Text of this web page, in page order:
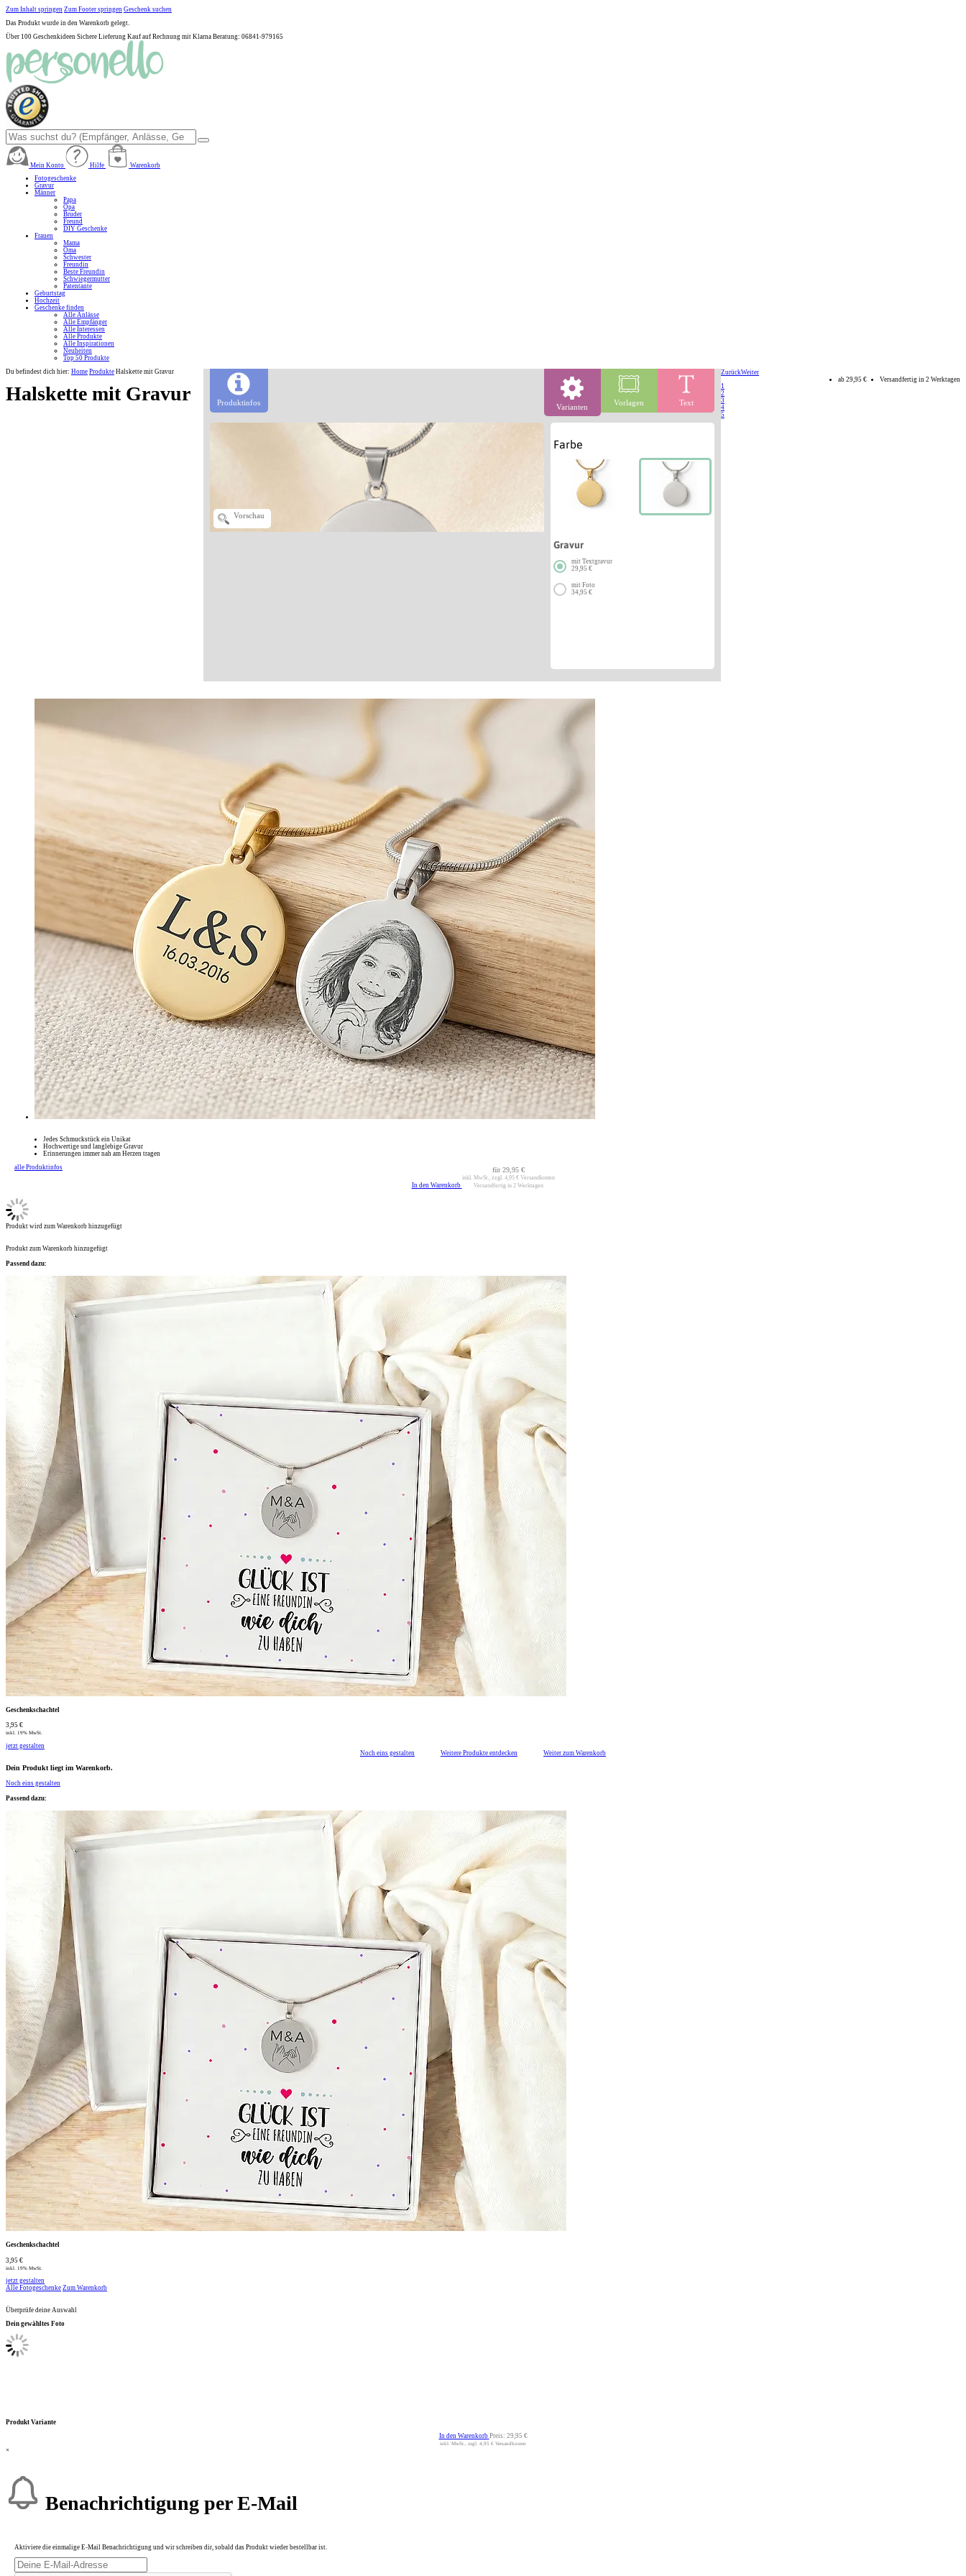
Zum Inhalt springen Zum Footer springen Geschenk suchen
Das Produkt wurde in den Warenkorb gelegt.
Über 100 Geschenkideen Sichere Lieferung Kauf auf Rechnung mit Klarna Beratung: 06841-979165
Mein Konto Hilfe
Warenkorb
Fotogeschenke
Gravur
Männer
Papa
Opa
Bruder
Freund
DIY Geschenke
Frauen
Mama
Oma
Schwester
Freundin
Beste Freundin
Schwiegermutter
Patentante
Geburtstag
Hochzeit
Geschenke finden
Alle Anlässe
Alle Empfänger
Alle Interessen
Alle Produkte
Alle Inspirationen
Neuheiten
Top 50 Produkte
Du befindest dich hier: Home Produkte Halskette mit Gravur
Halskette mit Gravur
ab 29,95 € Versandfertig in 2 Werktagen
Produktinfos Varianten Vorlagen Text
Vorschau
Farbe
Gravur
mit Textgravur
29,95 €
mit Foto
34,95 €
ZurückWeiter
1
2
3
4
5
Jedes Schmuckstück ein Unikat
Hochwertige und langlebige Gravur
Erinnerungen immer nah am Herzen tragen
alle Produktinfos
In den Warenkorb
für29,95 €
inkl. MwSt., zzgl. 4,95 €Versandkosten
Versandfertig in 2 Werktagen
Produkt wird zum Warenkorb hinzugefügt
Produkt zum Warenkorb hinzugefügt
Passend dazu:
Geschenkschachtel
3,95 €
inkl. 19% MwSt.
jetzt gestalten
Noch eins gestalten
Weitere Produkte entdecken Weiter zum Warenkorb
Dein Produkt liegt im Warenkorb.
Noch eins gestalten
Passend dazu:
Geschenkschachtel
3,95 €
inkl. 19% MwSt.
jetzt gestalten
Alle Fotogeschenke Zum Warenkorb
Überprüfe deine Auswahl
Dein gewähltes Foto
Produkt Variante
In den Warenkorb Preis: 29,95 €
inkl. MwSt., zzgl. 4,95 € Versandkosten
×
Benachrichtigung per E-Mail
Aktiviere die einmalige E-Mail Benachrichtigung und wir schreiben dir, sobald das Produkt wieder bestellbar ist.